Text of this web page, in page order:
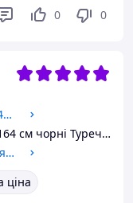
0 0
Котонові штани для хлопчика 116-140 см Altun Темно сині
Утеплені джинси для хлопчика 140-164 см чорні Туреччина
Чорні підліткові джинси-джогери для хлопчика на гумці 128-164 см, утеплені джинси на байці 140-146 см
ціна